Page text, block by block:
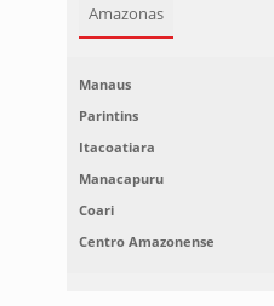
Amazonas
Manaus
Parintins
Itacoatiara
Manacapuru
Coari
Centro Amazonense